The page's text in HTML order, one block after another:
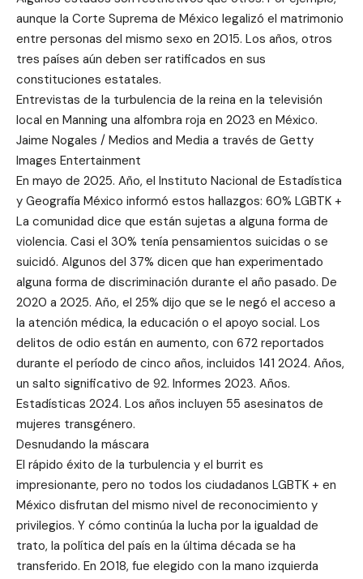
aunque la Corte Suprema de México legalizó el matrimonio
entre personas del mismo sexo en 2015. Los años, otros
tres países aún deben ser ratificados en sus
constituciones estatales.
Entrevistas de la turbulencia de la reina en la televisión
local en Manning una alfombra roja en 2023 en México.
Jaime Nogales / Medios and Media a través de Getty
Images Entertainment
En mayo de 2025. Año, el Instituto Nacional de Estadística
y Geografía México informó estos hallazgos: 60% LGBTK +
La comunidad dice que están sujetas a alguna forma de
violencia. Casi el 30% tenía pensamientos suicidas o se
suicidó. Algunos del 37% dicen que han experimentado
alguna forma de discriminación durante el año pasado. De
2020 a 2025. Año, el 25% dijo que se le negó el acceso a
la atención médica, la educación o el apoyo social. Los
delitos de odio están en aumento, con 672 reportados
durante el período de cinco años, incluidos 141 2024. Años,
un salto significativo de 92. Informes 2023. Años.
Estadísticas 2024. Los años incluyen 55 asesinatos de
mujeres transgénero.
Desnudando la máscara
El rápido éxito de la turbulencia y el burrit es
impresionante, pero no todos los ciudadanos LGBTK + en
México disfrutan del mismo nivel de reconocimiento y
privilegios. Y cómo continúa la lucha por la igualdad de
trato, la política del país en la última década se ha
transferido. En 2018, fue elegido con la mano izquierda